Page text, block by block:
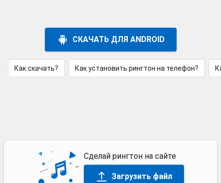
СКАЧАТЬ ДЛЯ ANDROID
Как скачать? Как установить рингтон на телефон?
Сделай рингтон на сайте
Загрузить файл